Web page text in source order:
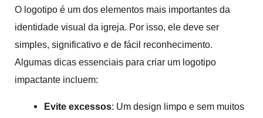
O logotipo é um dos elementos mais importantes da
identidade visual da igreja. Por isso, ele deve ser
simples, significativo e de fácil reconhecimento.
Algumas dicas essenciais para criar um logotipo
impactante incluem:
Evite excessos: Um design limpo e sem muitos